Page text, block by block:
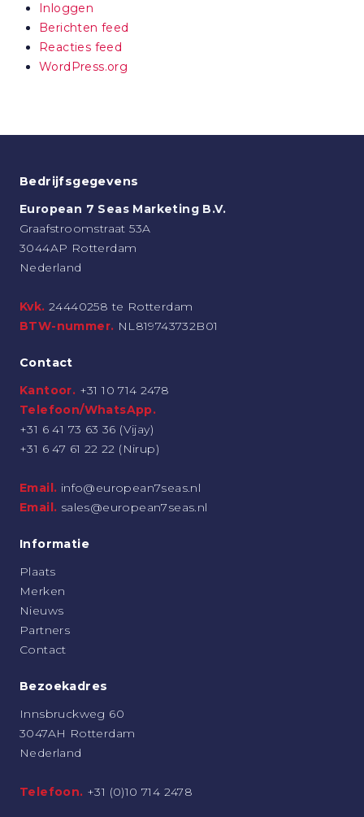
Inloggen
Berichten feed
Reacties feed
WordPress.org
Bedrijfsgegevens
European 7 Seas Marketing B.V.
Graafstroomstraat 53A
3044AP Rotterdam
Nederland
Kvk. 24440258 te Rotterdam
BTW-nummer. NL819743732B01
Contact
Kantoor. +31 10 714 2478
Telefoon/WhatsApp.
+31 6 41 73 63 36 (Vijay)
+31 6 47 61 22 22 (Nirup)
Email. info@european7seas.nl
Email. sales@european7seas.nl
Informatie
Plaats
Merken
Nieuws
Partners
Contact
Bezoekadres
Innsbruckweg 60
3047AH Rotterdam
Nederland
Telefoon. +31 (0)10 714 2478